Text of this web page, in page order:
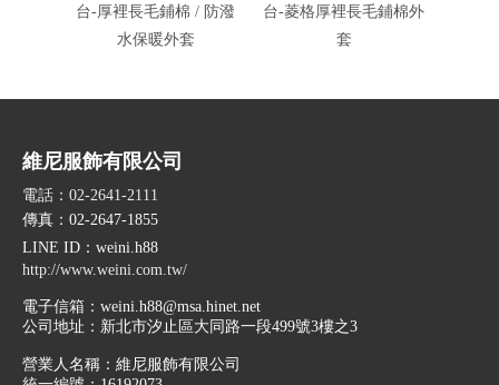
台-厚裡長毛鋪棉 / 防潑
水保暖外套
台-菱格厚裡長毛鋪棉外
套
維尼服飾有限公司
電話：02-2641-2111
傳真：02-2647-1855
LINE ID ：weini.h88
http://www.weini.com.tw/
電子信箱： weini.h88@msa.hinet.net
公司地址： 新北市汐止區大同路一段499號3樓之3
營業人名稱：維尼服飾有限公司